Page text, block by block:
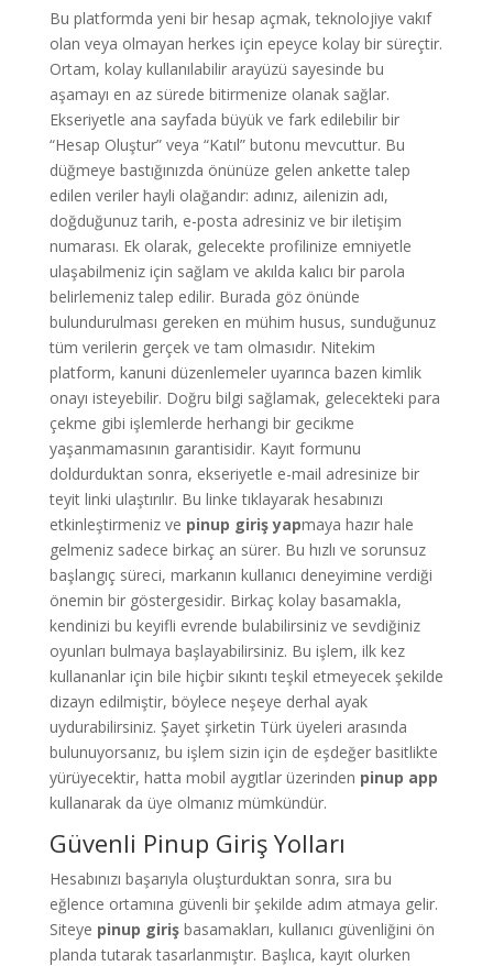
Bu platformda yeni bir hesap açmak, teknolojiye vakıf
olan veya olmayan herkes için epeyce kolay bir süreçtir.
Ortam, kolay kullanılabilir arayüzü sayesinde bu
aşamayı en az sürede bitirmenize olanak sağlar.
Ekseriyetle ana sayfada büyük ve fark edilebilir bir
“Hesap Oluştur” veya “Katıl” butonu mevcuttur. Bu
düğmeye bastığınızda önünüze gelen ankette talep
edilen veriler hayli olağandır: adınız, ailenizin adı,
doğduğunuz tarih, e-posta adresiniz ve bir iletişim
numarası. Ek olarak, gelecekte profilinize emniyetle
ulaşabilmeniz için sağlam ve akılda kalıcı bir parola
belirlemeniz talep edilir. Burada göz önünde
bulundurulması gereken en mühim husus, sunduğunuz
tüm verilerin gerçek ve tam olmasıdır. Nitekim
platform, kanuni düzenlemeler uyarınca bazen kimlik
onayı isteyebilir. Doğru bilgi sağlamak, gelecekteki para
çekme gibi işlemlerde herhangi bir gecikme
yaşanmamasının garantisidir. Kayıt formunu
doldurduktan sonra, ekseriyetle e-mail adresinize bir
teyit linki ulaştırılır. Bu linke tıklayarak hesabınızı
etkinleştirmeniz ve pinup giriş yapmaya hazır hale
gelmeniz sadece birkaç an sürer. Bu hızlı ve sorunsuz
başlangıç süreci, markanın kullanıcı deneyimine verdiği
önemin bir göstergesidir. Birkaç kolay basamakla,
kendinizi bu keyifli evrende bulabilirsiniz ve sevdiğiniz
oyunları bulmaya başlayabilirsiniz. Bu işlem, ilk kez
kullananlar için bile hiçbir sıkıntı teşkil etmeyecek şekilde
dizayn edilmiştir, böylece neşeye derhal ayak
uydurabilirsiniz. Şayet şirketin Türk üyeleri arasında
bulunuyorsanız, bu işlem sizin için de eşdeğer basitlikte
yürüyecektir, hatta mobil aygıtlar üzerinden pinup app
kullanarak da üye olmanız mümkündür.
Güvenli Pinup Giriş Yolları
Hesabınızı başarıyla oluşturduktan sonra, sıra bu
eğlence ortamına güvenli bir şekilde adım atmaya gelir.
Siteye pinup girişbasamakları, kullanıcı güvenliğini ön
planda tutarak tasarlanmıştır. Başlıca, kayıt olurken